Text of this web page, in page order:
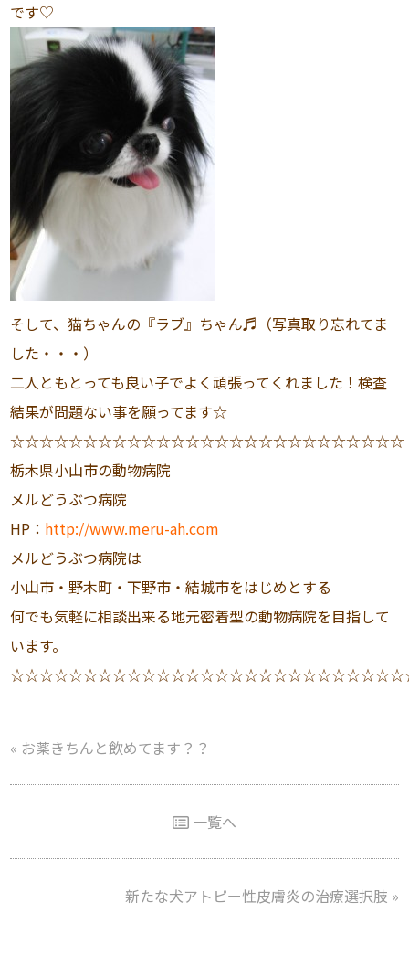
です♡
そして、猫ちゃんの『ラブ』ちゃん♬（写真取り忘れてま
した・・・）
二人ともとっても良い子でよく頑張ってくれました！検査
結果が問題ない事を願ってます☆
☆☆☆☆☆☆☆☆☆☆☆☆☆☆☆☆☆☆☆☆☆☆☆☆☆☆☆
栃木県小山市の動物病院
メルどうぶつ病院
HP： http://www.meru-ah.com
メルどうぶつ病院は
小山市・野木町・下野市・結城市をはじめとする
何でも気軽に相談出来る地元密着型の動物病院を目指して
います。
« お薬きちんと飲めてます？？
一覧へ
新たな犬アトピー性皮膚炎の治療選択肢 »